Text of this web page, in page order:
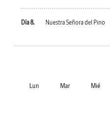
Día 8. Nuestra Señora del Pino
Lun Mar Mié